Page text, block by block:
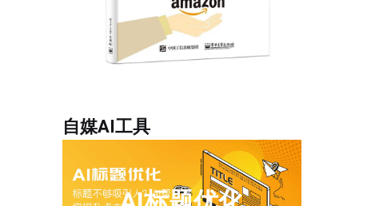
自媒AI工具